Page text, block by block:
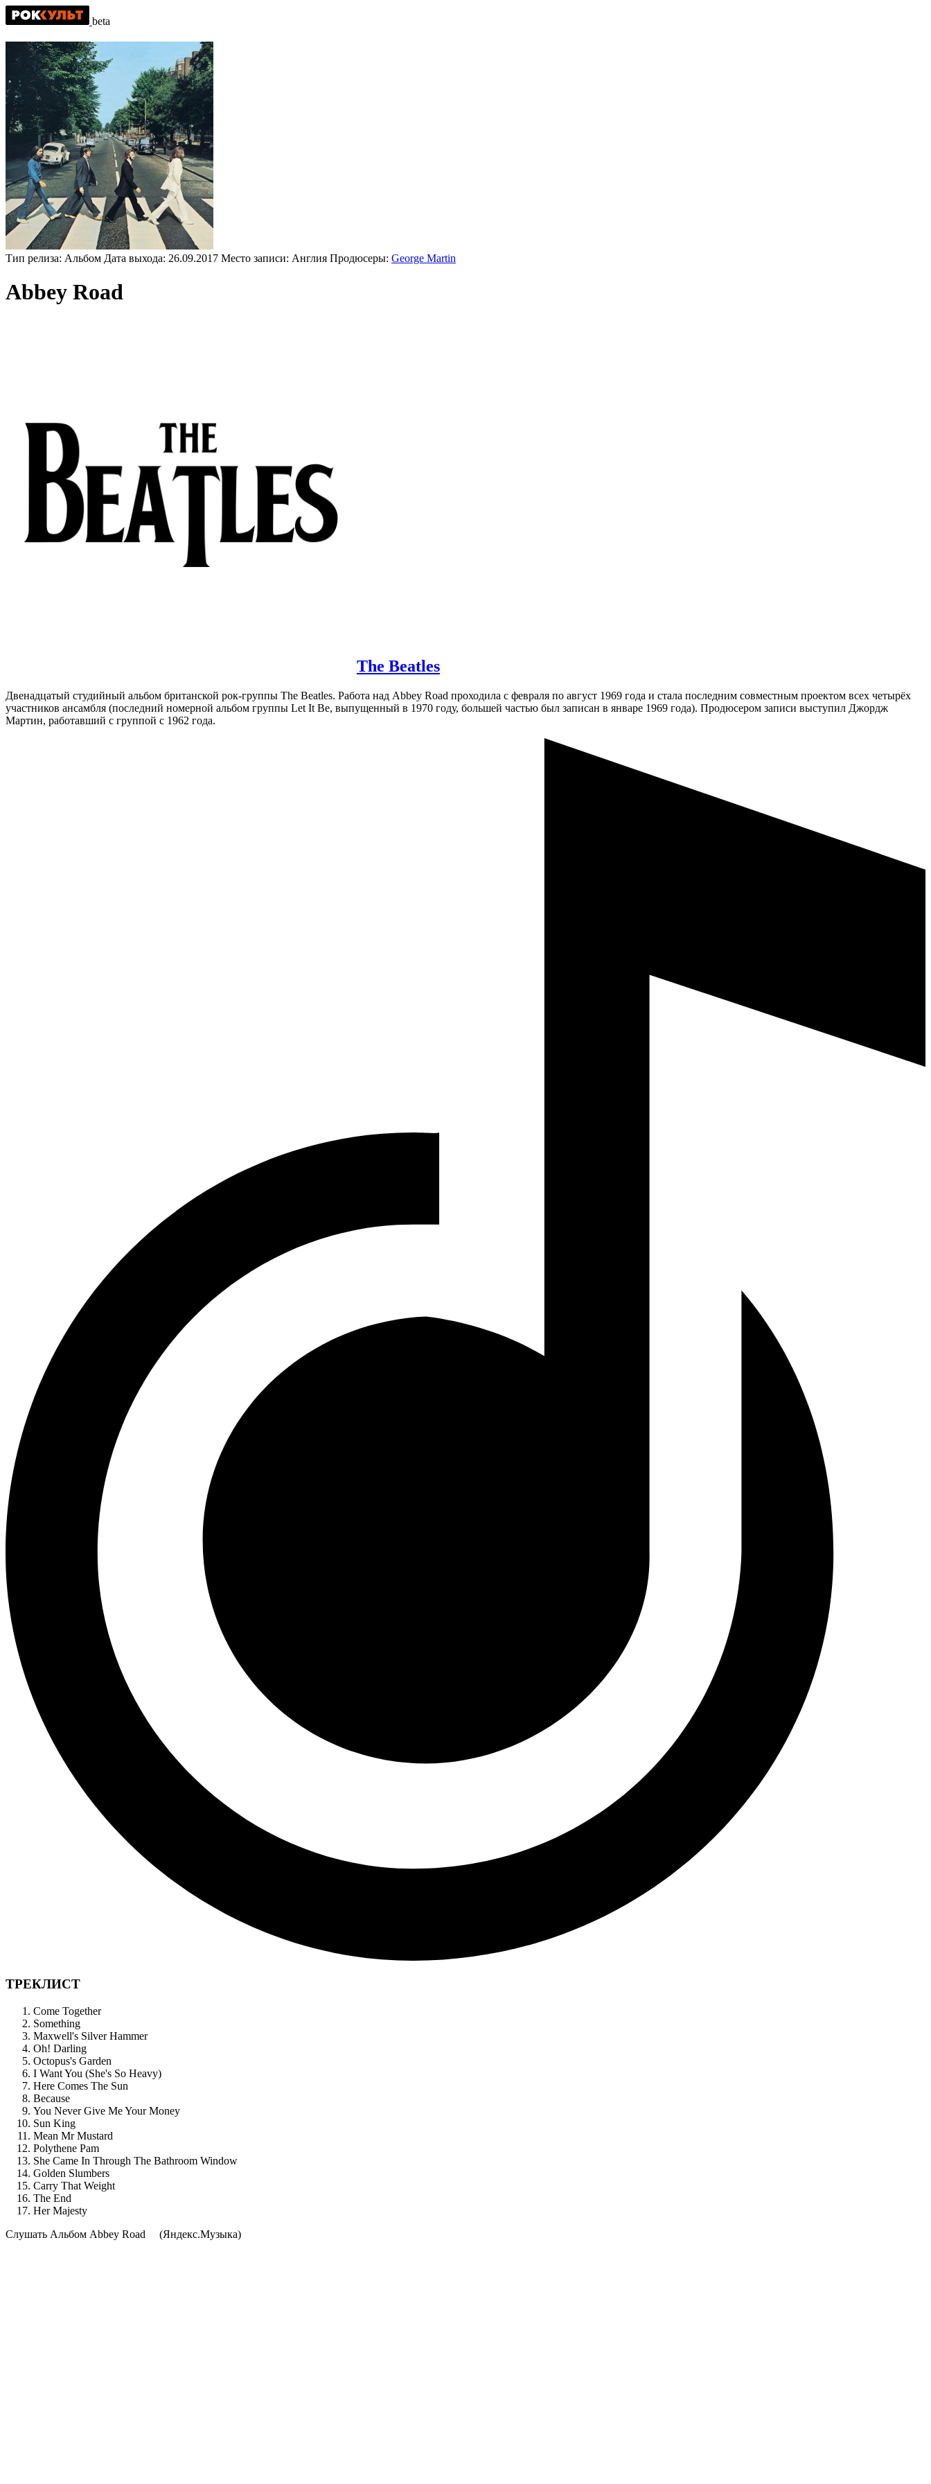
beta
Тип релиза: Альбом Дата выхода: 26.09.2017 Место записи: Англия Продюсеры: George Martin
Abbey Road
The Beatles
Двенадцатый студийный альбом британской рок-группы The Beatles. Работа над Abbey Road проходила с февраля по август 1969 года и стала последним совместным проектом всех четырёх
участников ансамбля (последний номерной альбом группы Let It Be, выпущенный в 1970 году, большей частью был записан в январе 1969 года). Продюсером записи выступил Джордж
Мартин, работавший с группой с 1962 года.
ТРЕКЛИСТ
Come Together
Something
Maxwell's Silver Hammer
Oh! Darling
Octopus's Garden
I Want You (She's So Heavy)
Here Comes The Sun
Because
You Never Give Me Your Money
Sun King
Mean Mr Mustard
Polythene Pam
She Came In Through The Bathroom Window
Golden Slumbers
Carry That Weight
The End
Her Majesty
Cлушать Альбом Abbey Road
(Яндекс.Музыка)